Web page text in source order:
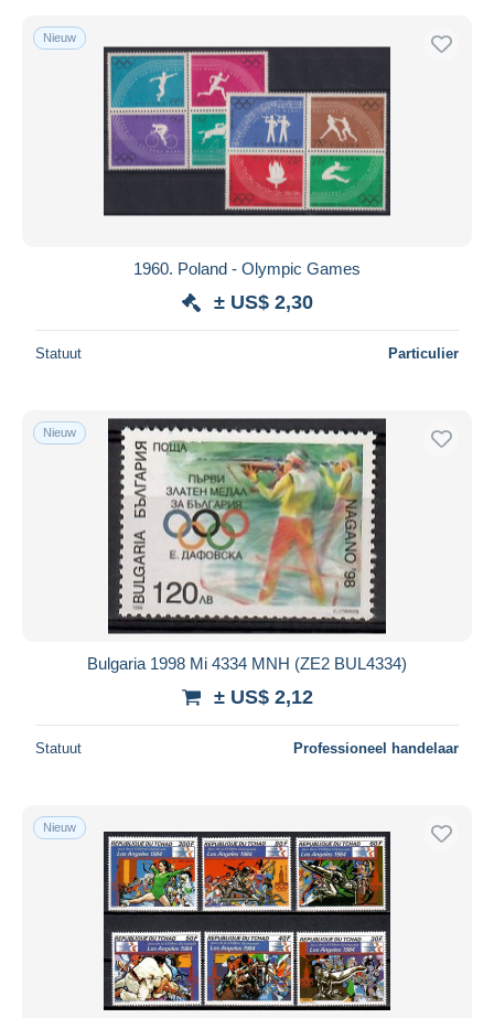
Nieuw
1960. Poland - Olympic Games
± US$ 2,30
Statuut Particulier
Nieuw
Bulgaria 1998 Mi 4334 MNH (ZE2 BUL4334)
± US$ 2,12
Statuut Professioneel handelaar
Nieuw